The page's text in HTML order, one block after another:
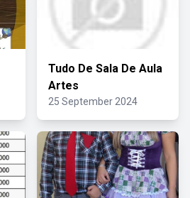
Tudo De Sala De Aula
Artes
25 September 2024